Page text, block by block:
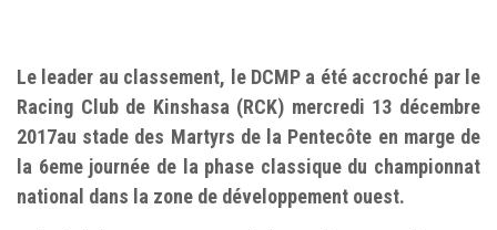
Le leader au classement, le DCMP a été accroché par le
Racing Club de Kinshasa (RCK) mercredi 13 décembre
2017au stade des Martyrs de la Pentecôte en marge de
la 6eme journée de la phase classique du championnat
national dans la zone de développement ouest.